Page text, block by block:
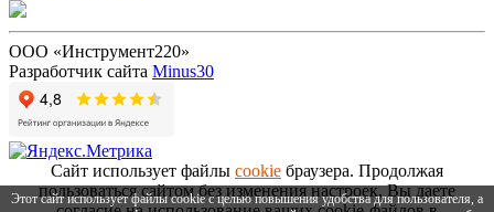
Этот сайт использует файлы cookie с целью повышения удобства для пользователя, а
ООО «Инструмент220»
Разработчик сайта Minus30
Сайт использует файлы cookie браузера. Продолжая
пользоваться сайтом без изменения настроек, Вы даете